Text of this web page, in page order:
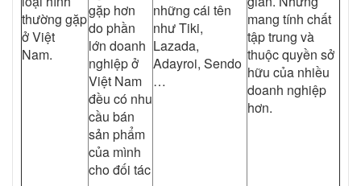
thường gặp
ở Việt
Nam.
gặp hơn
do phần
lớn doanh
nghiệp ở
Việt Nam
đều có nhu
cầu bán
sản phẩm
của mình
cho đối tác
những cái tên
như Tiki,
Lazada,
Adayroi, Sendo
…
mang tính chất
tập trung và
thuộc quyền sở
hữu của nhiều
doanh nghiệp
hơn.